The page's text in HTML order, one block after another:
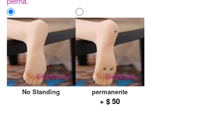
No Standing permanente
+ $ 50